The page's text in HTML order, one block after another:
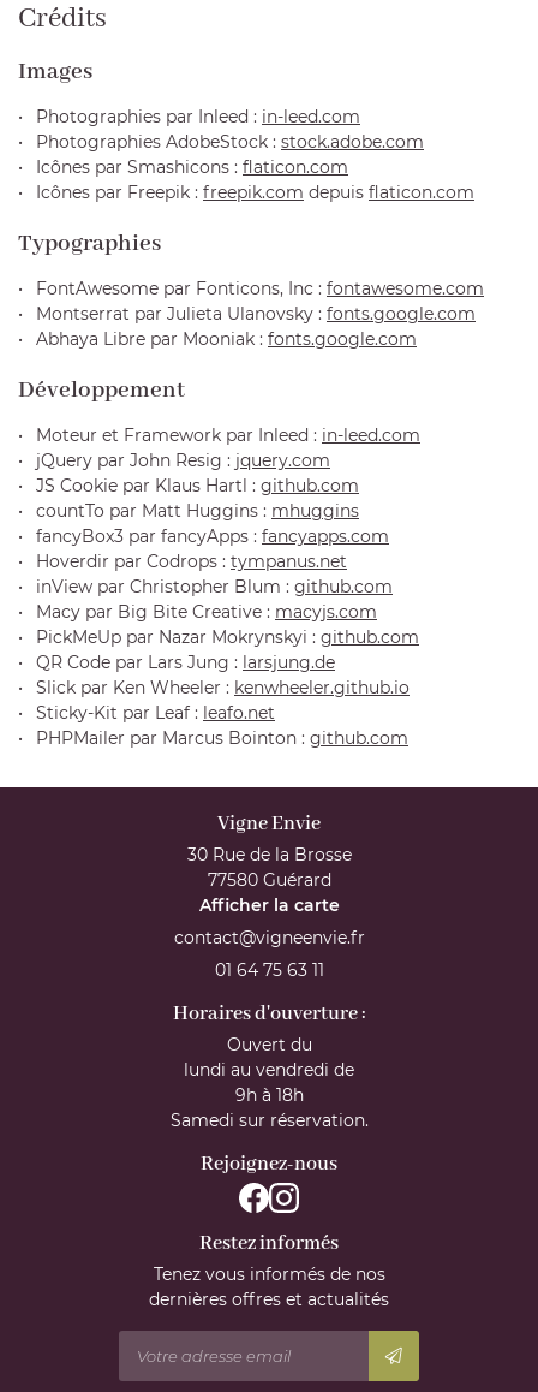
ACCUEIL
BOIS BRILLANT
& ACTUALITÉS
VIDÉOS
CONTACT
Rejoignez-
Crédits
Images
Photographies par Inleed : in-leed.com
Photographies AdobeStock : stock.adobe.com
Icônes par Smashicons : flaticon.com
Icônes par Freepik : freepik.com depuis flaticon.com
Typographies
FontAwesome par Fonticons, Inc : fontawesome.com
Montserrat par Julieta Ulanovsky : fonts.google.com
Abhaya Libre par Mooniak : fonts.google.com
Développement
Moteur et Framework par Inleed : in-leed.com
jQuery par John Resig : jquery.com
JS Cookie par Klaus Hartl : github.com
countTo par Matt Huggins : mhuggins
fancyBox3 par fancyApps : fancyapps.com
Hoverdir par Codrops : tympanus.net
inView par Christopher Blum : github.com
Macy par Big Bite Creative : macyjs.com
PickMeUp par Nazar Mokrynskyi : github.com
QR Code par Lars Jung : larsjung.de
Slick par Ken Wheeler : kenwheeler.github.io
Sticky-Kit par Leaf : leafo.net
PHPMailer par Marcus Bointon : github.com
Vigne Envie
30 Rue de la Brosse
77580 Guérard
Afficher la carte
01 64 75 63 11
Horaires d'ouverture :
Ouvert du
lundi au vendredi de
9h à 18h
Samedi sur réservation.
Rejoignez-nous
Restez informés
Tenez vous informés de nos
dernières offres et actualités